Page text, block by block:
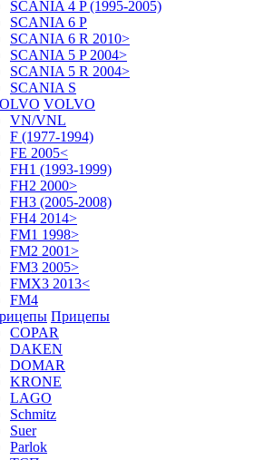
SCANIA 4 P (1995-2005)
SCANIA 6 P
SCANIA 6 R 2010>
SCANIA 5 P 2004>
SCANIA 5 R 2004>
SCANIA S
VOLVO
VN/VNL
F (1977-1994)
FE 2005<
FH1 (1993-1999)
FH2 2000>
FH3 (2005-2008)
FH4 2014>
FM1 1998>
FM2 2001>
FM3 2005>
FMX3 2013<
FM4
Прицепы
COPAR
DAKEN
DOMAR
KRONE
LAGO
Schmitz
Suer
Parlok